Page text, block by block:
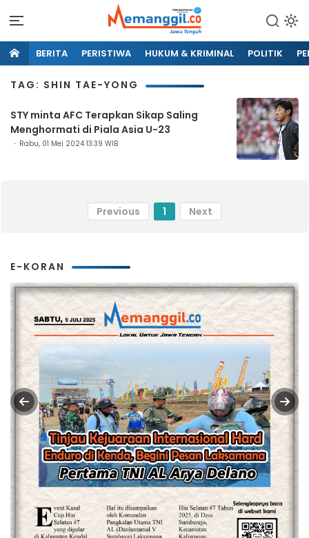
BERITA PERISTIWA HUKUM & KRIMINAL POLITIK
TAG: SHIN TAE-YONG
STY minta AFC Terapkan Sikap Saling
Menghormati di Piala Asia U-23
Rabu, 01 Mei 2024 13:39 WIB
Previous 1 Next
E-KORAN